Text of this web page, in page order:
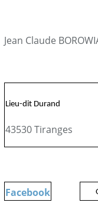
Jean Claude
Lieu-dit Durand
43530 Tiranges
Facebook